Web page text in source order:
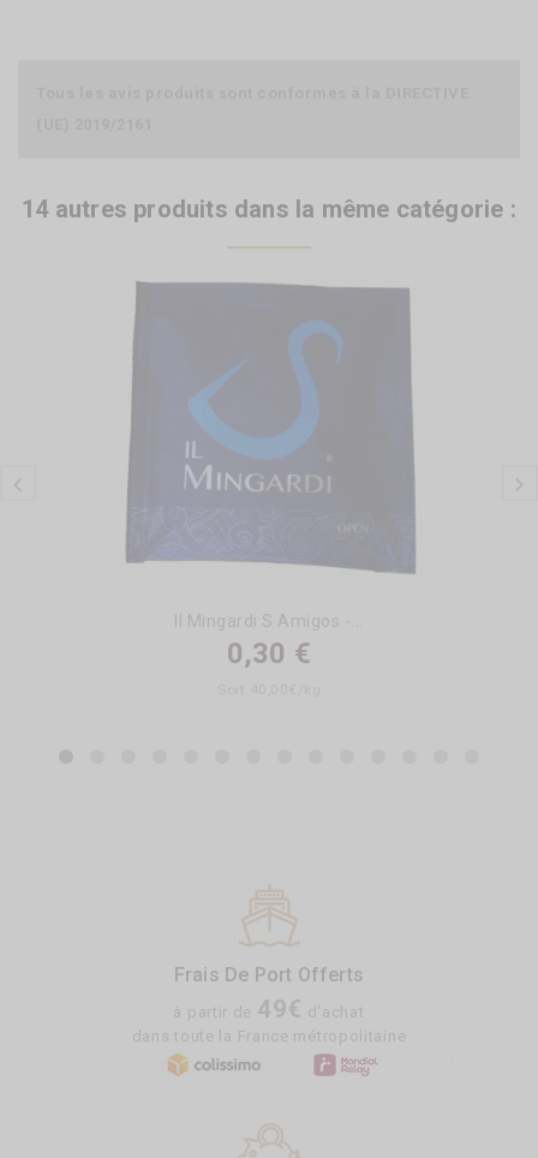
14 autres produits dans la même catégorie :
Il Mingardi S Amigos -...
0,30 €
Frais De Port Offerts
à partir de 49€ d'achat
dans toute la France métropolitaine